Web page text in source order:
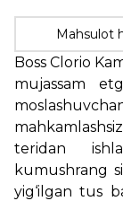
Mahsulot
Boss Clorio
mujassam
teridan
kumushrang
yig‘ilgan tus